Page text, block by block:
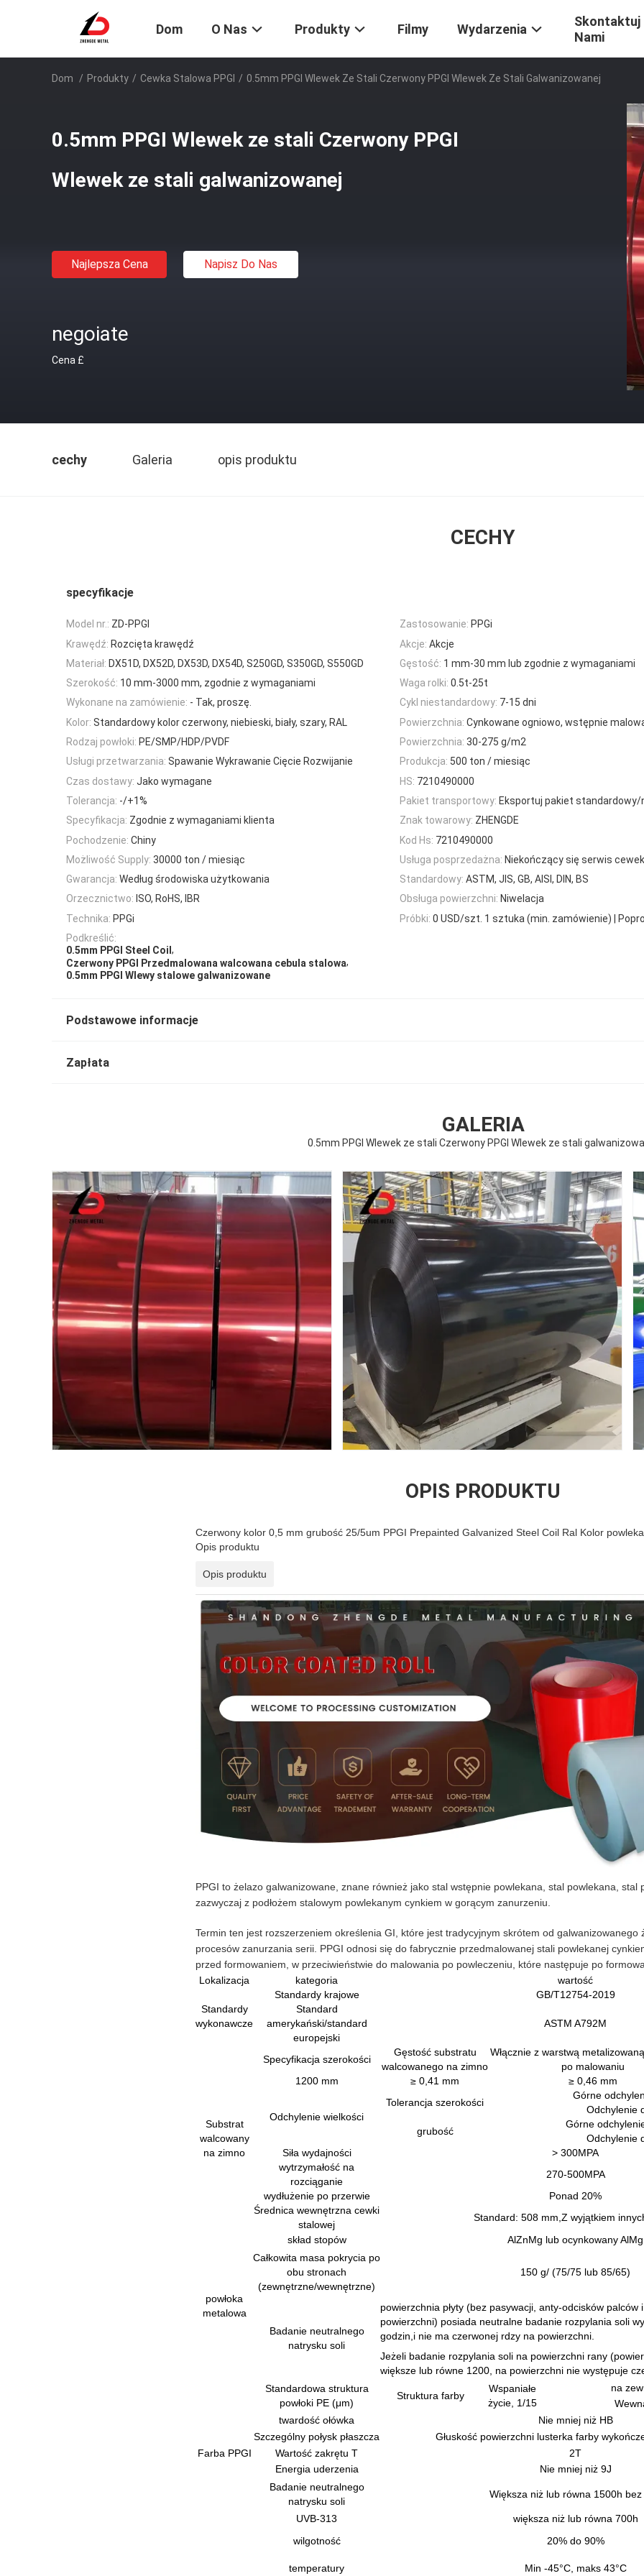
Dom O Nas Produkty Filmy Wydarzenia
Skontaktuj
Nami
Dom / Produkty / Cewka Stalowa PPGI / 0.5mm PPGI Wlewek Ze Stali Czerwony PPGI Wlewek Ze Stali Galwanizowanej
0.5mm PPGI Wlewek ze stali Czerwony PPGI
Wlewek ze stali galwanizowanej
Najlepsza Cena Napisz Do Nas
negoiate
Cena £
cechy Galeria opis produktu
CECHY
specyfikacje
Model nr.: ZD-PPGI Zastosowanie: PPGi
Krawędź: Rozcięta krawędź Akcje: Akcje
Materiał: DX51D, DX52D, DX53D, DX54D, S250GD, S350GD, S550GD Gęstość: 1 mm-30 mm lub zgodnie z wymaganiami
Szerokość: 10 mm-3000 mm, zgodnie z wymaganiami Waga rolki: 0.5t-25t
Wykonane na zamówienie: - Tak, proszę. Cykl niestandardowy: 7-15 dni
Kolor: Standardowy kolor czerwony, niebieski, biały, szary, RAL Powierzchnia: Cynkowane ogniowo, wstępnie
Rodzaj powłoki: PE/SMP/HDP/PVDF Powierzchnia: 30-275 g/m2
Usługi przetwarzania: Spawanie Wykrawanie Cięcie Rozwijanie Produkcja: 500 ton / miesiąc
Czas dostawy: Jako wymagane HS: 7210490000
Tolerancja: -/+1% Pakiet transportowy: Eksportuj pakiet standardowy/
Specyfikacja: Zgodnie z wymaganiami klienta Znak towarowy: ZHENGDE
Pochodzenie: Chiny Kod Hs: 7210490000
Możliwość Supply: 30000 ton / miesiąc Usługa posprzedażna: Niekończący się serwis
Gwarancja: Według środowiska użytkowania Standardowy: ASTM, JIS, GB, AISI, DIN, BS
Orzecznictwo: ISO, RoHS, IBR Obsługa powierzchni: Niwelacja
Technika: PPGi Próbki: 0 USD/szt. 1 sztuka (min. zamówienie) |
Podkreślić:
0.5mm PPGI Steel Coil ,
Czerwony PPGI Przedmalowana walcowana cebula stalowa,
0.5mm PPGI Wlewy stalowe galwanizowane
Podstawowe informacje
Zapłata
GALERIA
0.5mm PPGI Wlewek ze stali Czerwony PPGI Wlewek ze stali
OPIS PRODUKTU
Czerwony kolor 0,5 mm grubość 25/5um PPGI Prepainted Galvanized Steel Coil Ral Kolor
Opis produktu
Opis produktu
PPGI to żelazo galwanizowane, znane również jako stal wstępnie powlekana, stal powlekana, stal
zazwyczaj z podłożem stalowym powlekanym cynkiem w gorącym zanurzeniu.
Termin ten jest rozszerzeniem określenia GI, które jest tradycyjnym skrótem od galwanizowanego
procesów zanurzania serii. PPGI odnosi się do fabrycznie przedmalowanej stali powlekanej
przed formowaniem, w przeciwieństwie do malowania po powleczeniu, które następuje po
Lokalizacja
kategoria wartość
Standardy
wykonawcze
Standardy krajowe
GB/T12754-2019
Standard
amerykański/standard
europejski
ASTM A792M
Substrat
walcowany
na zimno
Specyfikacja szerokości
Gęstość substratu
walcowanego na zimno
Włącznie z warstwą
po malowaniu
1200 mm
≥ 0,41 mm ≥ 0,46 mm
Odchylenie wielkości
Tolerancja szerokości
Górne
Odchylenie
grubość
Górne
Odchylenie
Siła wydajności
> 300MPA
wytrzymałość na
rozciąganie
270-500MPA
wydłużenie po przerwie
Ponad 20%
Średnica wewnętrzna cewki
stalowej
Standard: 508 mm, Z wyjątkiem
powłoka
metalowa
skład stopów
AlZnMg lub ocynkowany AlMg
Całkowita masa pokrycia po
obu stronach
(zewnętrzne/wewnętrzne)
150 g/ (75/75 lub 85/65)
Badanie neutralnego
natrysku soli
powierzchnia płyty (bez pasywacji, anty-odcisków palców
powierzchni) posiada neutralne badanie rozpylania soli
godzin,i nie ma czerwonej rdzy na powierzchni.
Jeżeli badanie rozpylania soli na powierzchni rany
większe lub równe 1200, na powierzchni nie występuje
Farba PPGI
Standardowa struktura
powłoki PE (μm)
Struktura farby
Wspaniałe
życie, 1/15
na
twardość ołówka
Nie mniej niż HB
Szczególny połysk płaszcza
Głuskość powierzchni lusterka farby
Wartość zakrętu T
2T
Energia uderzenia
Nie mniej niż 9J
Badanie neutralnego
natrysku soli
Większa niż lub równa 1500h bez
UVB-313
większa niż lub równa 700h
wilgotność
20% do 90%
temperatury Min -45°C, maks 43°C